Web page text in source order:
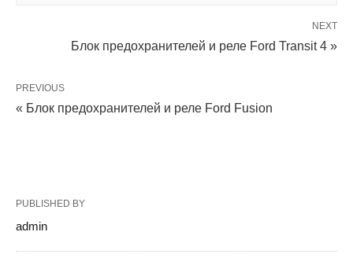
NEXT
Блок предохранителей и реле Ford Transit 4 »
PREVIOUS
« Блок предохранителей и реле Ford Fusion
PUBLISHED BY
admin